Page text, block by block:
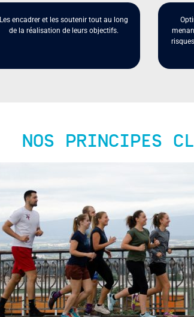
Les encadrer et les soutenir tout au long
de la réalisation de leurs objectifs.
NOS PRINCIPES